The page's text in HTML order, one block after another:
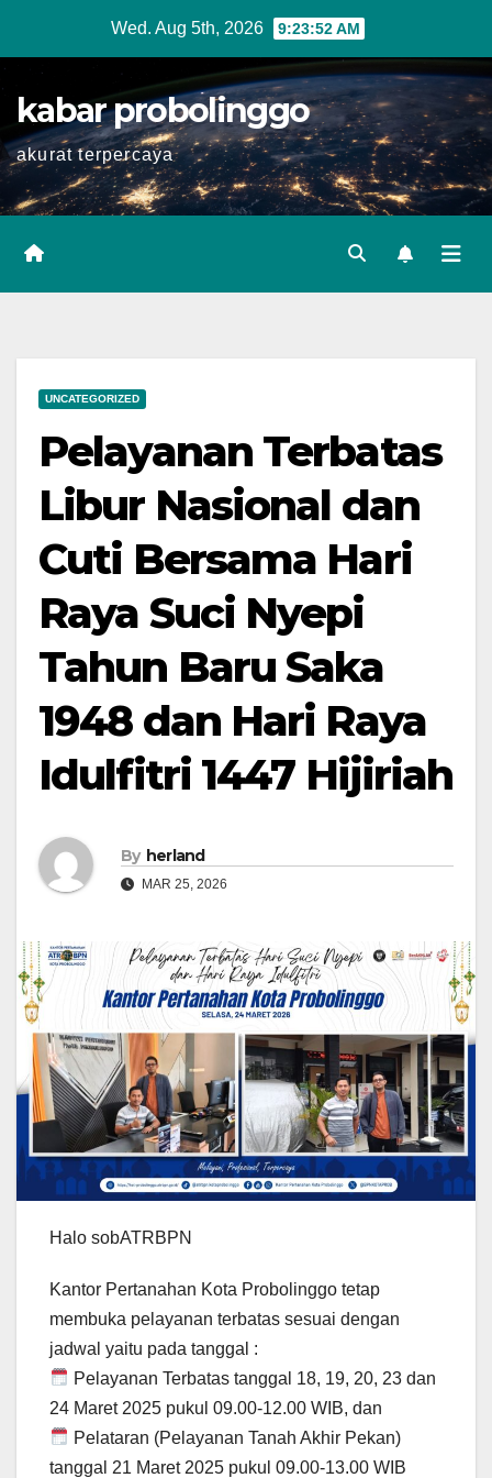
Wed. Aug 5th, 2026 9:23:52 AM
kabar probolinggo
akurat terpercaya
UNCATEGORIZED
Pelayanan Terbatas
Libur Nasional dan
Cuti Bersama Hari
Raya Suci Nyepi
Tahun Baru Saka
1948 dan Hari Raya
Idulfitri 1447 Hijiriah
By herland
MAR 25, 2026
Halo sobATRBPN
Kantor Pertanahan Kota Probolinggo tetap
membuka pelayanan terbatas sesuai dengan
jadwal yaitu pada tanggal :
Pelayanan Terbatas tanggal 18, 19, 20, 23 dan
24 Maret 2025 pukul 09.00-12.00 WIB, dan
Pelataran (Pelayanan Tanah Akhir Pekan)
tanggal 21 Maret 2025 pukul 09.00-13.00 WIB